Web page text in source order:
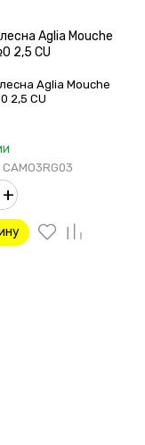
Aglia Mouche
2,5 CU
Aglia Mouche
2,5 CU
+